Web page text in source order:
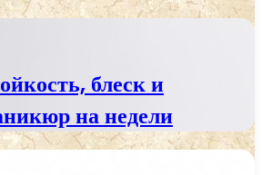
блеск и
на недели